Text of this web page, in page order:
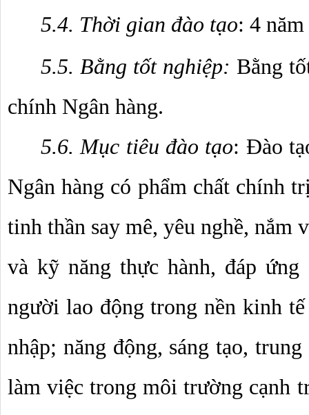
5.4. Thời gian đào tạo: 4 năm
5.5. Bằng tốt nghiệp: Bằng
chính Ngân hàng.
5.6. Mục tiêu đào tạo: Đào
Ngân hàng có phẩm chất chính
tinh thần say mê, yêu nghề, nắm
và kỹ năng thực hành, đáp ứng
người lao động trong nền kinh
nhập; năng động, sáng tạo,
làm việc trong môi trường cạnh